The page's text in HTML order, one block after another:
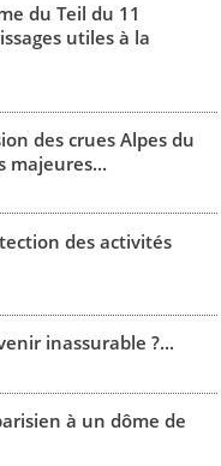
du Teil du 11
utiles à la
des crues Alpes du
majeures...
des activités
inassurable ?...
à un dôme de